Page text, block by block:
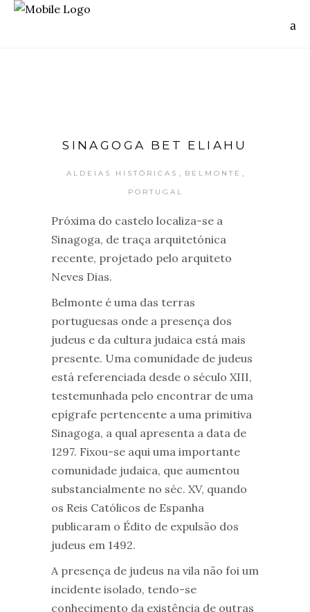
SINAGOGA BET ELIAHU
ALDEIAS HISTÓRICAS BELMONTE
PORTUGAL
Próxima do castelo localiza-se a
Sinagoga, de traça arquitetónica
recente, projetado pelo arquiteto
Neves Dias.
Belmonte é uma das terras
portuguesas onde a presença dos
judeus e da cultura judaica está mais
presente. Uma comunidade de judeus
está referenciada desde o século XIII,
testemunhada pelo encontrar de uma
epígrafe pertencente a uma primitiva
Sinagoga, a qual apresenta a data de
1297. Fixou-se aqui uma importante
comunidade judaica, que aumentou
substancialmente no séc. XV, quando
os Reis Católicos de Espanha
publicaram o Édito de expulsão dos
judeus em 1492.
A presença de judeus na vila não foi um
incidente isolado, tendo-se
conhecimento da existência de outras